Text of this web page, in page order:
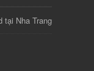
tại Nha Trang